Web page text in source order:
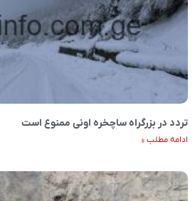
تردد در بزرگراه ساچخره اونی ممنوع است
ادامه مطلب »